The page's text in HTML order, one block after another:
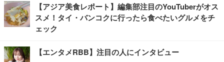
【アジア美食レポート】編集部注目のYouTuberがオス
スメ！タイ・バンコクに行ったら食べたいグルメをチ
ェック
【エンタメRBB】注目の人にインタビュー